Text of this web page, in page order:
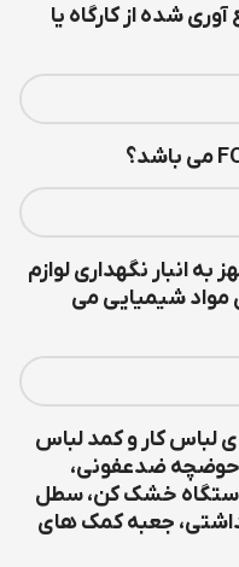
شده از کارگاه یا
به انبار نگهداري لوازم
مواد شیمیایی می
لباس کار و کمد لباس
ضدعفونی،
خشک کن، سطل
جعبه کمک های